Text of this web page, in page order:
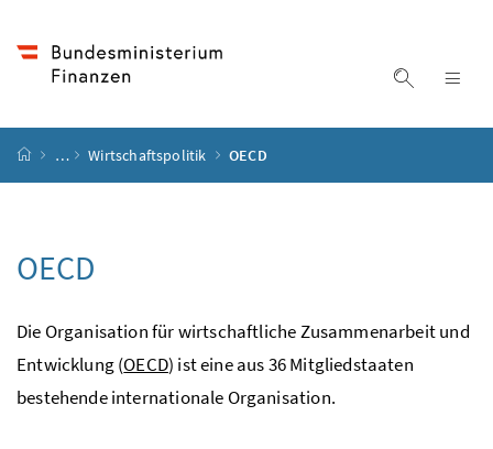
Suche
Startseite
… Wirtschaftspolitik OECD
OECD
Die Organisation für wirtschaftliche Zusammenarbeit und
Entwicklung (OECD) ist eine aus 36 Mitgliedstaaten
bestehende internationale Organisation.